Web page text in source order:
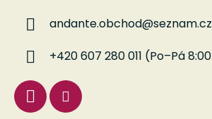
andante.obchod@seznam.cz
+420 607 280 011 (Po–Pá